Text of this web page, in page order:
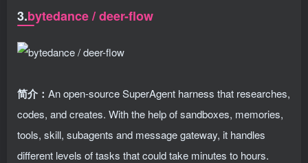
3.bytedance / deer-flow
简介： An open-source SuperAgent harness that researches,
codes, and creates. With the help of sandboxes, memories,
tools, skill, subagents and message gateway, it handles
different levels of tasks that could take minutes to hours.